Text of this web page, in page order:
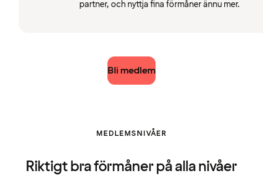
partner, och nyttja fina förmåner ännu mer.
Bli medlem
MEDLEMSNIVÅER
Riktigt bra förmåner på alla nivåer